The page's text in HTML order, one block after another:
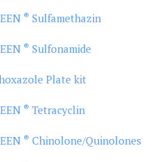
® Sulfamethazin
® Sulfonamide
Plate kit
® Tetracyclin
® Chinolone/Quinolones